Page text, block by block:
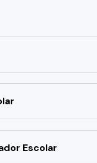
Escolar